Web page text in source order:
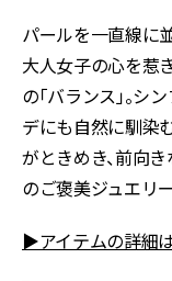
パールを一直線に
大人女子の心を惹
の「バランス」。
デにも自然に馴染
がときめき、前向
のご褒美ジュエリ
▶アイテムの詳細